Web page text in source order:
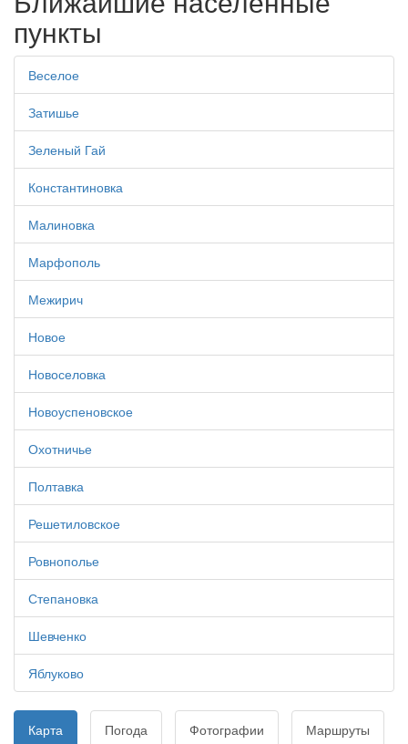
пункты
Веселое
Затишье
Зеленый Гай
Константиновка
Малиновка
Марфополь
Межирич
Новое
Новоселовка
Новоуспеновское
Охотничье
Полтавка
Решетиловское
Ровнополье
Степановка
Шевченко
Яблуково
Карта Погода Фотографии Маршруты